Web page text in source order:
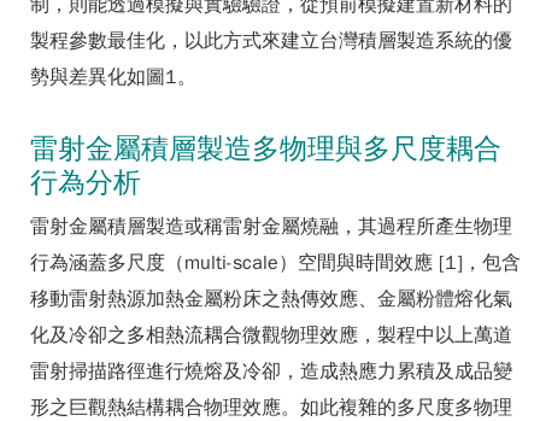
制，則能透過模擬與實驗驗證，從預前模擬建置新材料的
製程參數最佳化，以此方式來建立台灣積層製造系統的優
勢與差異化如圖1。
雷射金屬積層製造多物理與多尺度耦合
行為分析
雷射金屬積層製造或稱雷射金屬燒融，其過程所產生物理
行為涵蓋多尺度（multi-scale）空間與時間效應 [1]，包含
移動雷射熱源加熱金屬粉床之熱傳效應、金屬粉體熔化氣
化及冷卻之多相熱流耦合微觀物理效應，製程中以上萬道
雷射掃描路徑進行燒熔及冷卻，造成熱應力累積及成品變
形之巨觀熱結構耦合物理效應。如此複雜的多尺度多物理